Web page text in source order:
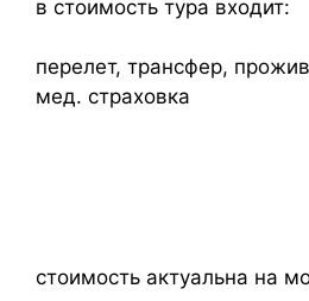
в стоимость тура входит:
перелет, трансфер,
мед. страховка
стоимость актуальна на